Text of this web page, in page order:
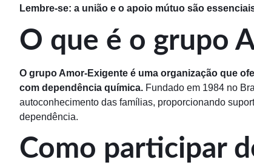
Lembre-se: a união e o apoio mútuo são
O que é o grupo
O grupo Amor-Exigente é uma organização que
com dependência química. Fundado em 1984 no
autoconhecimento das famílias, proporcionando
dependência.
Como participar